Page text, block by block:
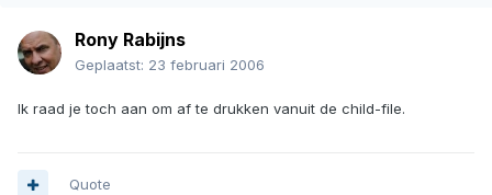
Rony Rabijns
Geplaatst: 23 februari 2006
Ik raad je toch aan om af te drukken vanuit de child-file.
Quote